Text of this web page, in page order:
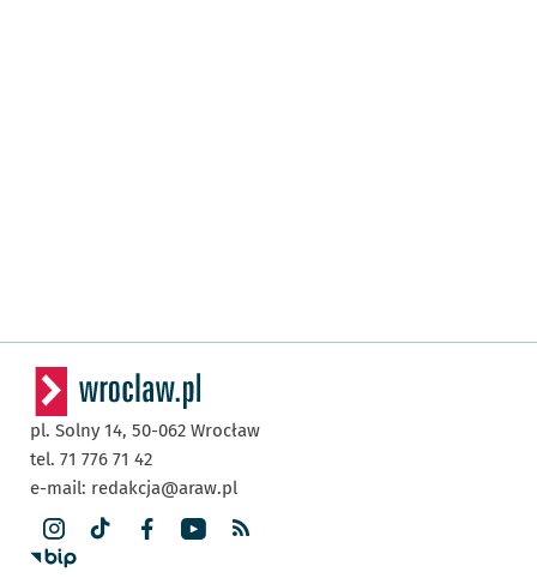
pl. Solny 14, 50-062 Wrocław
tel. 71 776 71 42
e-mail: redakcja@araw.pl